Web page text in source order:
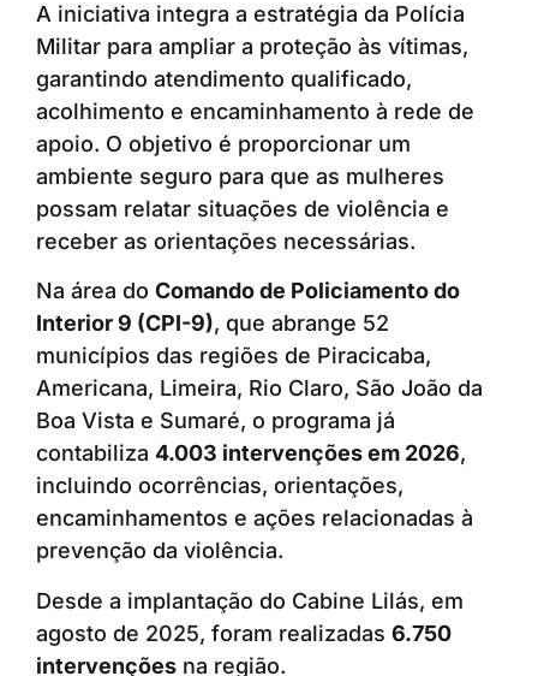
A iniciativa integra a estratégia da Polícia
Militar para ampliar a proteção às vítimas,
garantindo atendimento qualificado,
acolhimento e encaminhamento à rede de
apoio. O objetivo é proporcionar um
ambiente seguro para que as mulheres
possam relatar situações de violência e
receber as orientações necessárias.
Na área do Comando de Policiamento do
Interior 9 (CPI-9), que abrange 52
municípios das regiões de Piracicaba,
Americana, Limeira, Rio Claro, São João da
Boa Vista e Sumaré, o programa já
contabiliza 4.003 intervenções em 2026,
incluindo ocorrências, orientações,
encaminhamentos e ações relacionadas à
prevenção da violência.
Desde a implantação do Cabine Lilás, em
agosto de 2025, foram realizadas 6.750
intervenções na região.